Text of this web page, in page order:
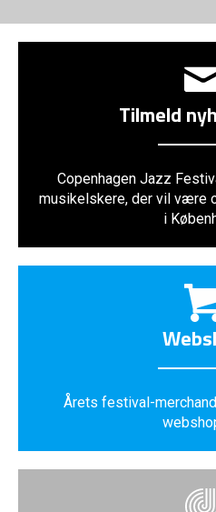
Tilmeld
Copenhagen Jazz
musikelskere, der vil være
i
Årets festival-